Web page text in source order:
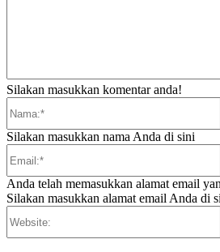
Silakan masukkan komentar anda!
Silakan masukkan nama Anda di sini
Anda telah memasukkan alamat email
Silakan masukkan alamat email Anda di